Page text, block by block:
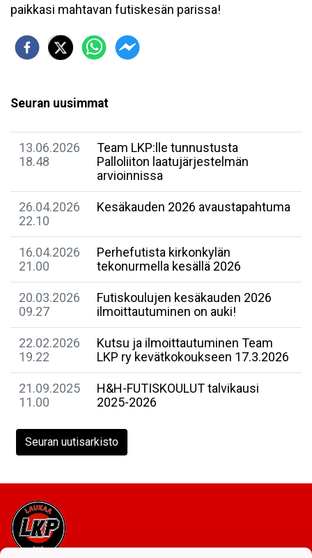
paikkasi mahtavan futiskesän parissa!
Seuran uusimmat
13.06.2026
18.48
Team LKP:lle tunnustusta
Palloliiton laatujärjestelmän
arvioinnissa
26.04.2026
22.10
Kesäkauden 2026 avaustapahtuma
16.04.2026
21.00
Perhefutista kirkonkylän
tekonurmella kesällä 2026
20.03.2026
09.27
Futiskoulujen kesäkauden 2026
ilmoittautuminen on auki!
22.02.2026
19.22
Kutsu ja ilmoittautuminen Team
LKP ry kevätkokoukseen 17.3.2026
21.09.2025
11.00
H&H-FUTISKOULUT talvikausi
2025-2026
Seuran uutisarkisto